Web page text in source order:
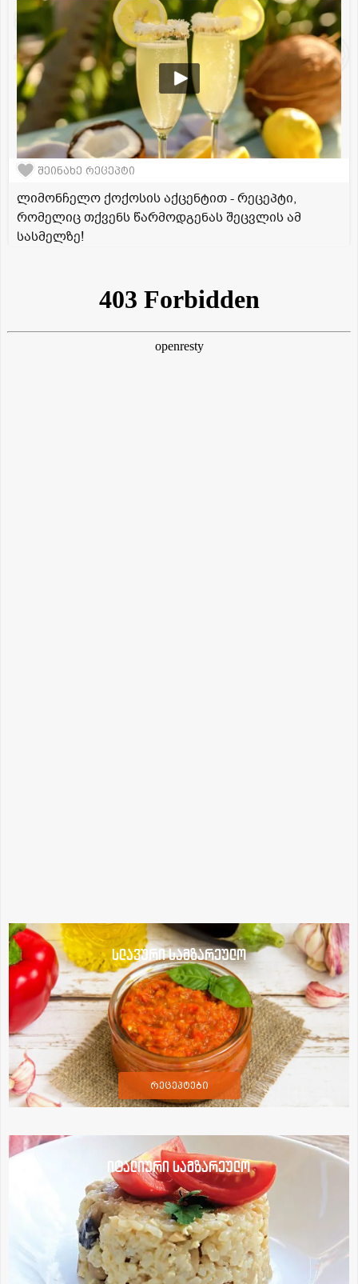
შეინახე რეცეპტი
ლიმონჩელო ქოქოსის აქცენტით - რეცეპტი,
რომელიც თქვენს წარმოდგენას შეცვლის ამ
სასმელზე!
სლავური სამზარეულო
რეცეპტები
იტალიური სამზარეულო